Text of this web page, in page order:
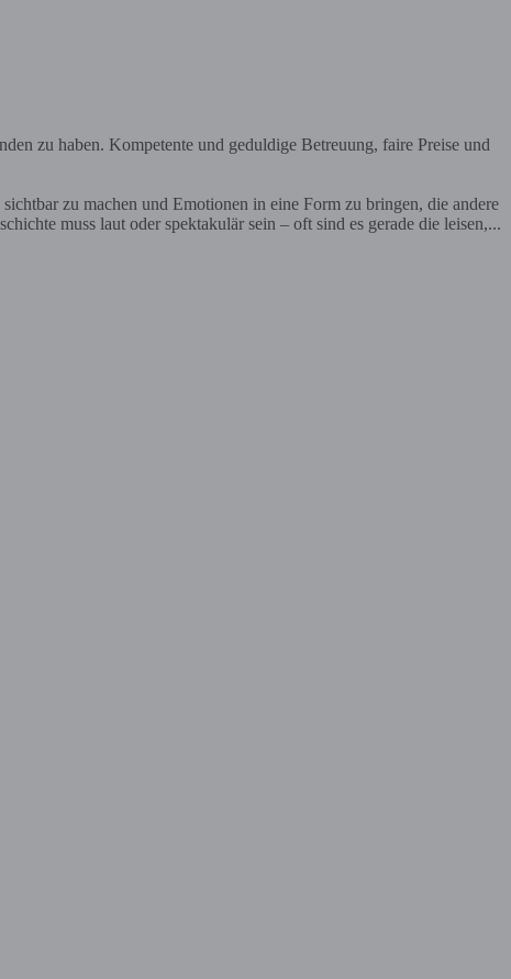
zu haben. Kompetente und geduldige Betreuung, faire Preise und
zu machen und Emotionen in eine Form zu bringen, die andere
muss laut oder spektakulär sein – oft sind es gerade die leisen,...